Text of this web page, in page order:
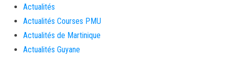
Actualités
Actualités Courses PMU
Actualités de Martinique
Actualités Guyane